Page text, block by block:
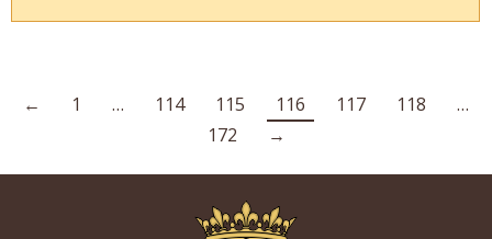
← 1 … 114 115 116 117 118
…
172
→